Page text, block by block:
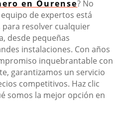
en Ourense? No
de expertos está
resolver cualquier
desde pequeñas
instalaciones. Con años
inquebrantable con
garantizamos un servicio
competitivos. Haz clic
somos la mejor opción en